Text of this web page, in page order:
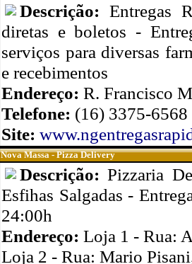
Descrição:Entregas
diretas e boletos -
serviços para diversas
e recebimentos
Endereço: R. Francisco
Telefone: (16) 3375-
Site:
Nova Massa - Pizza Delivery
Descrição:Pizzaria
Esfihas Salgadas -
24:00h
Endereço: Loja 1 - Rua:
Loja 2 - Rua: Mario